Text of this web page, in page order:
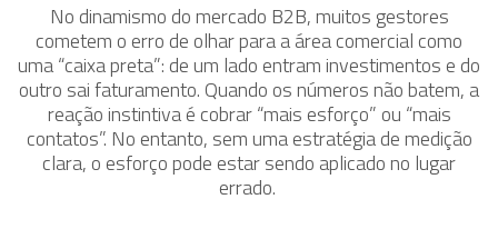
No dinamismo do mercado B2B, muitos gestores
cometem o erro de olhar para a área comercial como
uma “caixa preta”: de um lado entram investimentos e do
outro sai faturamento. Quando os números não batem, a
reação instintiva é cobrar “mais esforço” ou “mais
contatos”. No entanto, sem uma estratégia de medição
clara, o esforço pode estar sendo aplicado no lugar
errado.